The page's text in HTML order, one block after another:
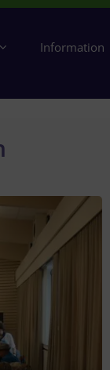
Information